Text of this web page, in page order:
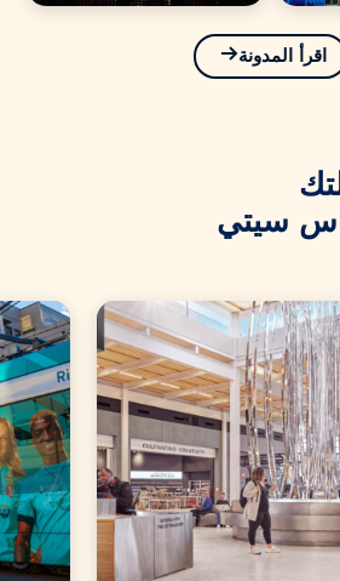
اقرأ المدونة
سيتي